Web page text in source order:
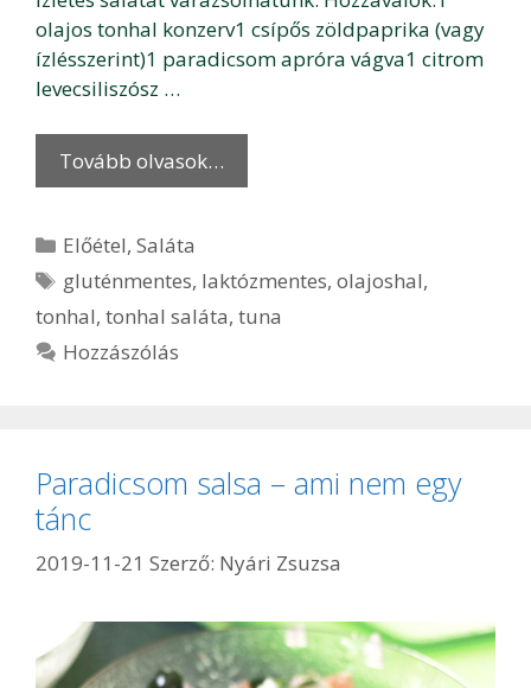
olajos tonhal konzerv1 csípős zöldpaprika (vagy
ízlésszerint)1 paradicsom apróra vágva1 citrom
levecsiliszósz …
Tovább olvasok…
Kategória
Előétel,Saláta
Címkék
gluténmentes, laktózmentes,olajoshal,
tonhal, tonhal saláta, tuna
Hozzászólás
Paradicsom salsa – ami nem egy
tánc
2019-11-21 Szerző: Nyári Zsuzsa